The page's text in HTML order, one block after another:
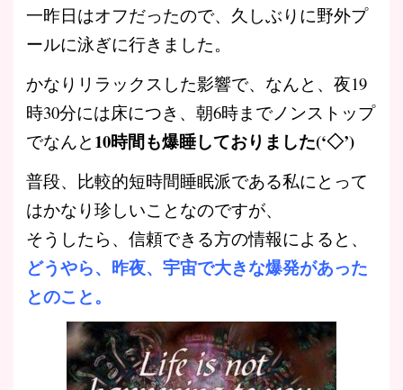
一昨日はオフだったので、久しぶりに野外プ
ールに泳ぎに行きました。
かなりリラックスした影響で、なんと、夜19
時30分には床につき、朝6時までノンストップ
でなんと 10時間も爆睡しておりました(‘◇’)ゞ
普段、比較的短時間睡眠派である私にとって
はかなり珍しいことなのですが、
そうしたら、信頼できる方の情報によると、
どうやら、昨夜、宇宙で大きな爆発があった
とのこと。